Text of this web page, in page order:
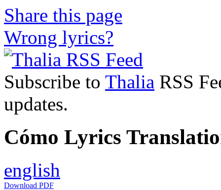
Share this page
Wrong lyrics?
Subscribe to Thalia RSS
updates.
Cómo Lyrics
english
Download PDF